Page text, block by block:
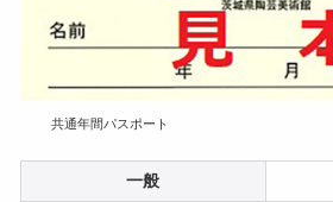
共通年間パスポート
一般